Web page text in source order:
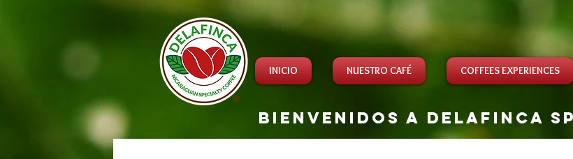
INICIO NUESTRO CAFÉ COFFEES EXPERIENCES
bienvenidos a delafinca